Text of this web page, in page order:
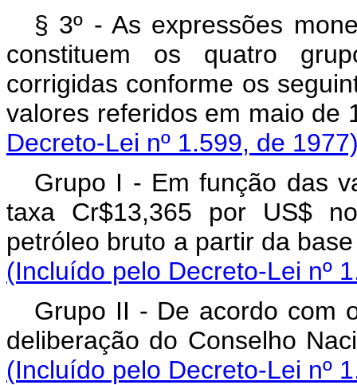
§ 3º - As expressões
constituem os quatro
corrigidas conforme os
valores referidos em
Decreto-Lei nº 1.599, de
Grupo I - Em função das
taxa Cr$13,365 por US$
petróleo bruto a partir da
(Incluído pelo Decreto-Lei nº
Grupo II - De acordo com
deliberação do
(Incluído pelo Decreto-Lei nº